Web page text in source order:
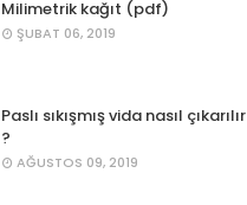
Milimetrik kağıt (pdf)
ŞUBAT 06, 2019
Paslı sıkışmış vida nasıl çıkarılır
?
AĞUSTOS 09, 2019